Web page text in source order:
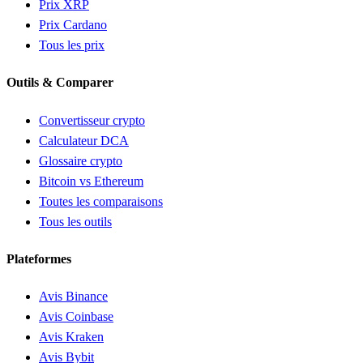
Prix XRP
Prix Cardano
Tous les prix
Outils & Comparer
Convertisseur crypto
Calculateur DCA
Glossaire crypto
Bitcoin vs Ethereum
Toutes les comparaisons
Tous les outils
Plateformes
Avis Binance
Avis Coinbase
Avis Kraken
Avis Bybit